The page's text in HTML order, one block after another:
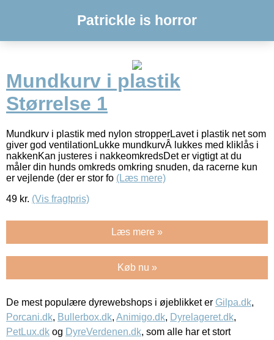
Patrickle is horror
Mundkurv i plastik
Størrelse 1
Mundkurv i plastik med nylon stropperLavet i plastik net som
giver god ventilationLukke mundkurvÂ lukkes med kliklås i
nakkenKan justeres i nakkeomkredsDet er vigtigt at du
måler din hunds omkreds omkring snuden, da racerne kun
er vejlende (der er stor fo (Læs mere)
49 kr. (Vis fragtpris)
Læs mere »
Køb nu »
De mest populære dyrewebshops i øjeblikket er Gilpa.dk,
Porcani.dk, Bullerbox.dk, Animigo.dk, Dyrelageret.dk,
PetLux.dk og DyreVerdenen.dk, som alle har et stort